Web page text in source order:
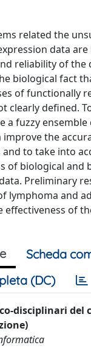
related the
data
reliability of the
biological fact
of functionally
clearly defined.
a fuzzy
the
to take into
of biological and
Preliminary
lymphoma and
effectiveness of
Scheda
(DC)
disciplinari del